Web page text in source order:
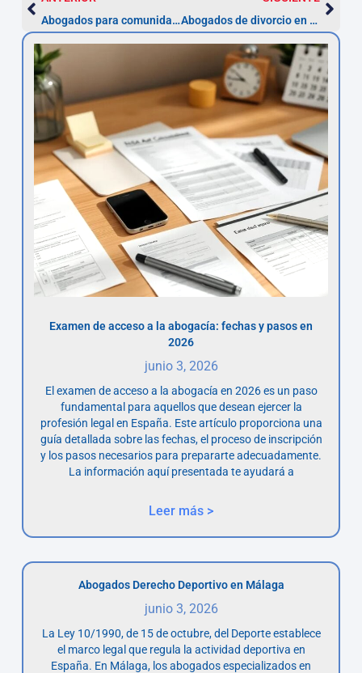
Abogados para comunidades en L’Hospitalet — especialistas
Abogados de divorcio en L’Hospitalet (2026)
Examen de acceso a la abogacía: fechas y pasos en
2026
junio 3, 2026
El examen de acceso a la abogacía en 2026 es un paso
fundamental para aquellos que desean ejercer la
profesión legal en España. Este artículo proporciona una
guía detallada sobre las fechas, el proceso de inscripción
y los pasos necesarios para prepararte adecuadamente.
La información aquí presentada te ayudará a
Leer más >
Abogados Derecho Deportivo en Málaga
junio 3, 2026
La Ley 10/1990, de 15 de octubre, del Deporte establece
el marco legal que regula la actividad deportiva en
España. En Málaga, los abogados especializados en